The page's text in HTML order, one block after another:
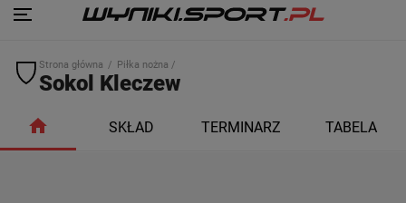
Strona główna Piłka nożna /
Sokol Kleczew
SKŁAD TERMINARZ TABELA